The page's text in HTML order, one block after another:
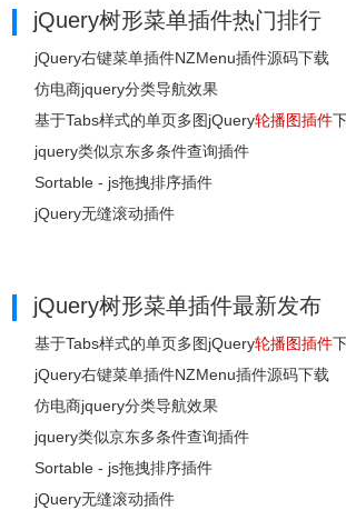
jQuery树形菜单插件热门排行
jQuery右键菜单插件NZMenu插件源码下载
仿电商jquery分类导航效果
基于Tabs样式的单页多图jQuery轮播图插件
jquery类似京东多条件查询插件
Sortable - js拖拽排序插件
jQuery无缝滚动插件
jQuery树形菜单插件最新发布
基于Tabs样式的单页多图jQuery轮播图插件
jQuery右键菜单插件NZMenu插件源码下载
仿电商jquery分类导航效果
jquery类似京东多条件查询插件
Sortable - js拖拽排序插件
jQuery无缝滚动插件